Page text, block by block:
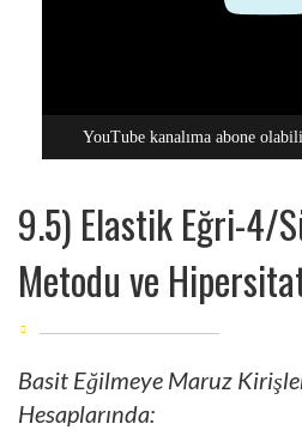
YouTube kanalıma abone
9.5) Elastik Eğri-4/
Metodu ve
Basit Eğilmeye Maruz
Hesaplarında: